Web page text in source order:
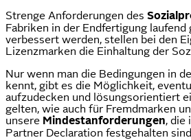
Strenge Anforderungen des
Fabriken in der Endfertigung laufend
verbessert werden, stellen bei den
Lizenzmarken die Einhaltung der
Nur wenn man die Bedingungen in
kennt, gibt es die Möglichkeit,
aufzudecken und lösungsorientiert
gelten, wie auch für Fremdmarken
unsere Mindestanforderungen, die
Partner Declaration festgehalten